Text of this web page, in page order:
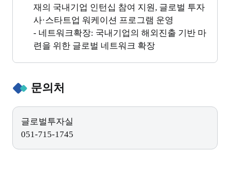
재의 국내기업 인턴십 참여 지원, 글로벌 투자
사·스타트업 워케이션 프로그램 운영
- 네트워크확장: 국내기업의 해외진출 기반 마
련을 위한 글로벌 네트워크 확장
문의처
글로벌투자실
051-715-1745